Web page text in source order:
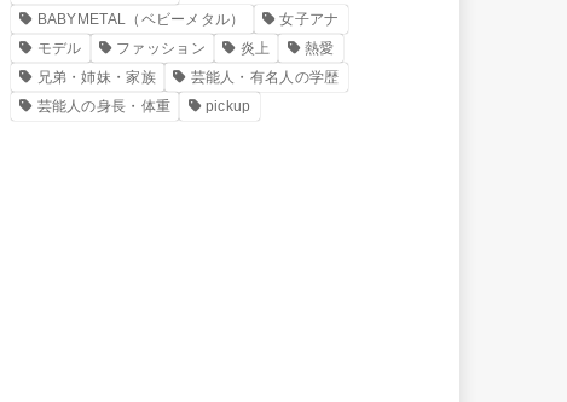
BABYMETAL（ベビーメタル）
女子アナ
モデル
ファッション 炎上
熱愛
兄弟・姉妹・家族
芸能人・有名人の学歴
芸能人の身長・体重
pickup